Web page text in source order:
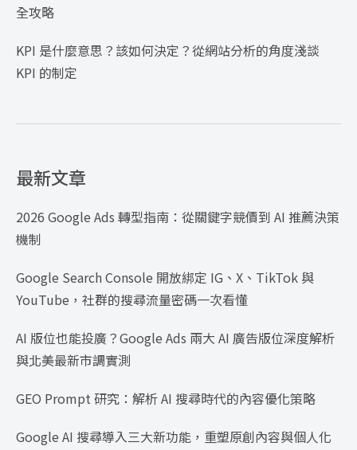
全攻略
KPI 是什麼意思？該如何決定？從網站分析的角度淺談
KPI 的制定
最新文章
2026 Google Ads 轉型指南：從關鍵字競價到 AI 推薦決策
機制
Google Search Console 開放綁定 IG、X、TikTok 與
YouTube，社群的搜尋流量密碼一次看懂
AI 版位也能投廣？Google Ads 兩大 AI 廣告版位深度解析
與北美最新市調實測
GEO Prompt 研究：解析 AI 搜尋時代的內容優化策略
Google AI 搜尋導入三大新功能，重塑原創內容與個人化